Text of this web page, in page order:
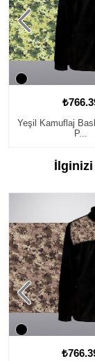
Yeşil Kamuflaj
P...